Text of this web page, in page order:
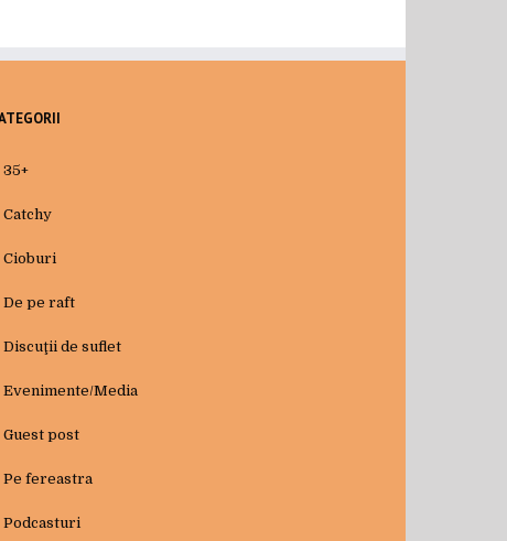
35+
Catchy
Cioburi
De pe raft
Discuţii de suflet
Evenimente/Media
Guest post
Pe fereastra
Podcasturi